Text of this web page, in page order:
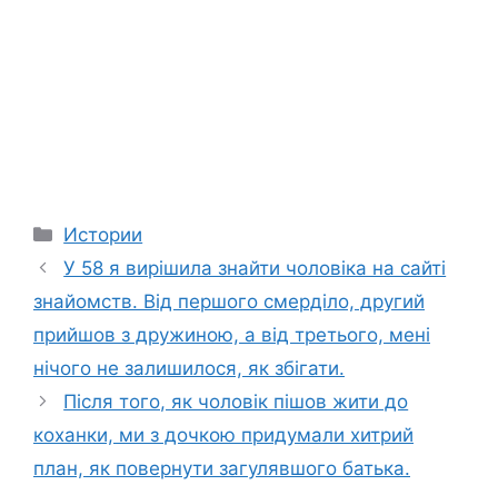
Categories
Истории
У 58 я вирішила знайти чоловіка на сайті
знайомств. Від першого смерділо, другий
прийшов з дружиною, а від третього, мені
нічого не залишилося, як збігати.
Після того, як чоловік пішов жити до
коханки, ми з дочкою придумали хитрий
план, як повернути загулявшого батька.